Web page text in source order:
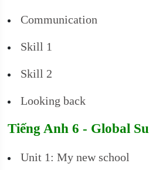
Communication
Skill 1
Skill 2
Looking back
Tiếng Anh 6 - Global
Unit 1: My new school